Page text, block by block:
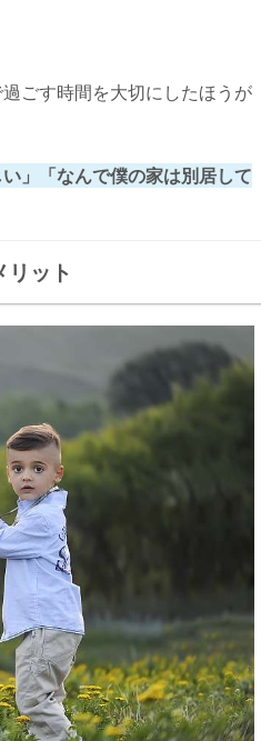
ごす時間を大切にしたほうが
い」「なんで僕の家は別居して
ット